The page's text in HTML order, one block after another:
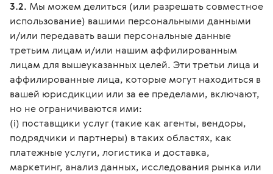
3.2. Мы можем делиться (или разрешать совместное
использование) вашими персональными данными
и/или передавать ваши персональные данные
третьим лицам и/или нашим аффилированным
лицам для вышеуказанных целей. Эти третьи лица и
аффилированные лица, которые могут находиться в
вашей юрисдикции или за ее пределами, включают,
но не ограничиваются ими:
(i) поставщики услуг (такие как агенты, вендоры,
подрядчики и партнеры) в таких областях, как
платежные услуги, логистика и доставка,
маркетинг, анализ данных, исследования рынка или